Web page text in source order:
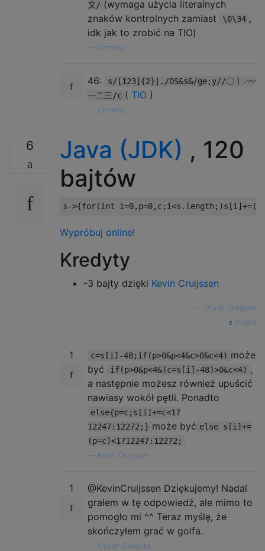
〩/ (wymaga użycia literalnych
znaków kontrolnych zamiast
\0\34 ,
idk jak to zrobić na TIO)
Grimmy
46:
s/[123]{2}|./OS&$&/ge;y//〇〡-〰
一二三/c ( TIO )
Grimmy,
6 Java (JDK) , 120
bajtów
s->{for(int i=0, p=0, c ; i<s . length ;)s [i ]+=(
Wypróbuj online!
Kredyty
-3 bajty dzięki Kevin Cruijssen
Olivier Grégoire
źródło
1 c=s[i]-48;if(p>0&p<4&c>0&c<4) może
być
if(p>0&p<4&(c=s[i]-48)>0&c<4) ,
a następnie możesz również upuścić
nawiasy wokół pętli. Ponadto
else{p=c;s[i]+=c<1?
12247:12272;} może być else s[i]+=
(p=c)<1?12247:12272;
Kevin Cruijssen
1
@KevinCruijssen Dziękujemy! Nadal
grałem w tę odpowiedź, ale mimo to
pomogło mi ^^ Teraz myślę, że
skończyłem grać w golfa.
Olivier Grégoire,